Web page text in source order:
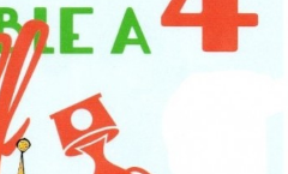
GIVE AND TAKE